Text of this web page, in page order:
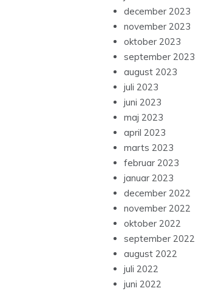
december 2023
november 2023
oktober 2023
september 2023
august 2023
juli 2023
juni 2023
maj 2023
april 2023
marts 2023
februar 2023
januar 2023
december 2022
november 2022
oktober 2022
september 2022
august 2022
juli 2022
juni 2022